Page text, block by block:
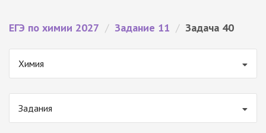
ЕГЭ по химии 2027 / Задание 11 / Задача 40
Химия
Задания